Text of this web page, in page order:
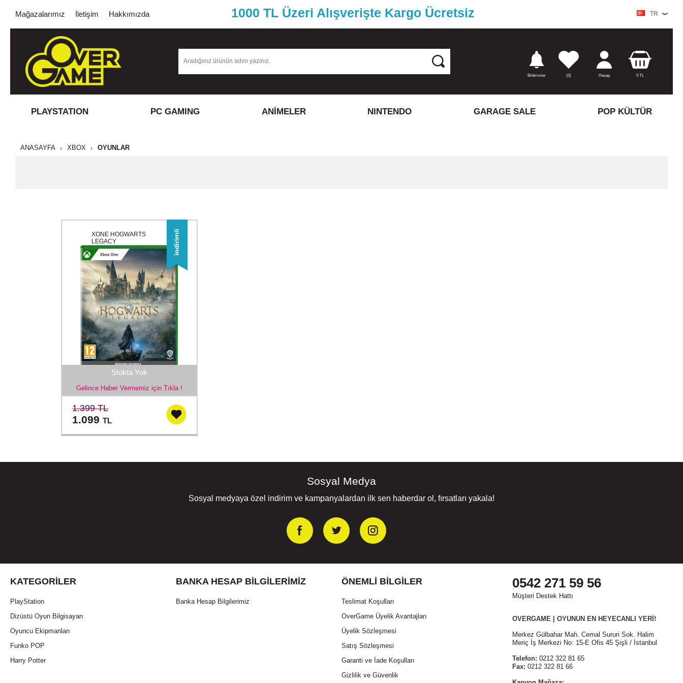
Mağazalarımız İletişim Hakkımızda 1000 TL Üzeri Alışverişte Kargo Ücretsiz TR
Bildirimler (0) Hesap 0TL
PLAYSTATION PC GAMING ANİMELER NINTENDO GARAGE SALE POP KÜLTÜR
ANASAYFA XBOX OYUNLAR
Stokta Yok
Gelince Haber Vermemiz için Tıkla !
XONE HOGWARTS
LEGACY
1.399 TL
1.099TL
Sosyal Medya
Sosyal medyaya özel indirim ve kampanyalardan ilk sen haberdar ol, fırsatları yakala!
KATEGORILER
PlayStation
Dizüstü Oyun Bilgisayarı
Oyuncu Ekipmanları
Funko POP
Harry Potter
BANKA HESAP BILGILERIMIZ
Banka Hesap Bilgilerimiz
ÖNEMLI BILGILER
Teslimat Koşulları
OverGame Üyelik Avantajları
Üyelik Sözleşmesi
Satış Sözleşmesi
Garanti ve İade Koşulları
Gizlilik ve Güvenlik
0542 271 59 56
Müşteri Destek Hattı
OVERGAME | OYUNUN EN HEYECANLI YERİ!
Merkez Gülbahar Mah. Cemal Sururi Sok. Halim
Meriç İş Merkezi No: 15-E Ofis 45 Şişli / İstanbul
Telefon: 0212 322 81 65
Fax: 0212 322 81 66